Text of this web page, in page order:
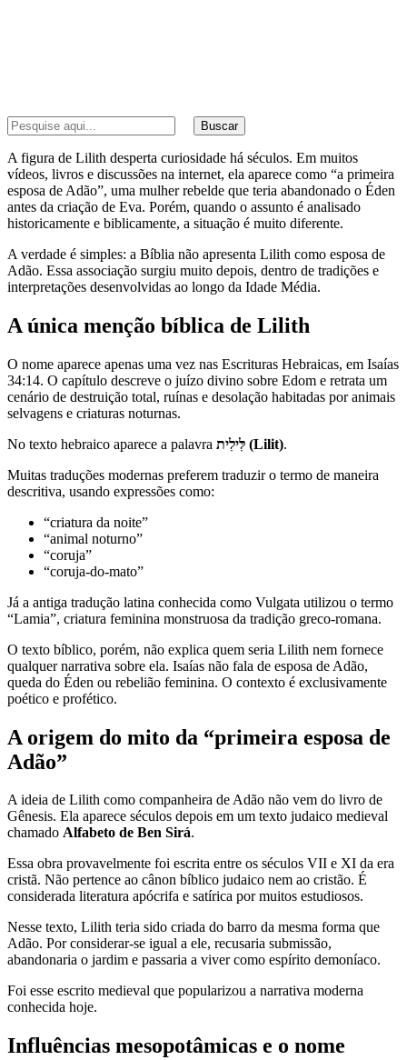
Buscar
A figura de Lilith desperta curiosidade há séculos. Em muitos
vídeos, livros e discussões na internet, ela aparece como “a primeira
esposa de Adão”, uma mulher rebelde que teria abandonado o Éden
antes da criação de Eva. Porém, quando o assunto é analisado
historicamente e biblicamente, a situação é muito diferente.
A verdade é simples: a Bíblia não apresenta Lilith como esposa de
Adão. Essa associação surgiu muito depois, dentro de tradições e
interpretações desenvolvidas ao longo da Idade Média.
A única menção bíblica de Lilith
O nome aparece apenas uma vez nas Escrituras Hebraicas, em Isaías
34:14. O capítulo descreve o juízo divino sobre Edom e retrata um
cenário de destruição total, ruínas e desolação habitadas por animais
selvagens e criaturas noturnas.
No texto hebraico aparece a palavra
לִּילִית (Lilit).
Muitas traduções modernas preferem traduzir o termo de maneira
descritiva, usando expressões como:
“criatura da noite”
“animal noturno”
“coruja”
“coruja-do-mato”
Já a antiga tradução latina conhecida como Vulgata utilizou o termo
“Lamia”, criatura feminina monstruosa da tradição greco-romana.
O texto bíblico, porém, não explica quem seria Lilith nem fornece
qualquer narrativa sobre ela. Isaías não fala de esposa de Adão,
queda do Éden ou rebelião feminina. O contexto é exclusivamente
poético e profético.
A origem do mito da “primeira esposa de
Adão”
A ideia de Lilith como companheira de Adão não vem do livro de
Gênesis. Ela aparece séculos depois em um texto judaico medieval
chamado Alfabeto de Ben Sirá.
Essa obra provavelmente foi escrita entre os séculos VII e XI da era
cristã. Não pertence ao cânon bíblico judaico nem ao cristão. É
considerada literatura apócrifa e satírica por muitos estudiosos.
Nesse texto, Lilith teria sido criada do barro da mesma forma que
Adão. Por considerar-se igual a ele, recusaria submissão,
abandonaria o jardim e passaria a viver como espírito demoníaco.
Foi esse escrito medieval que popularizou a narrativa moderna
conhecida hoje.
Influências mesopotâmicas e o nome